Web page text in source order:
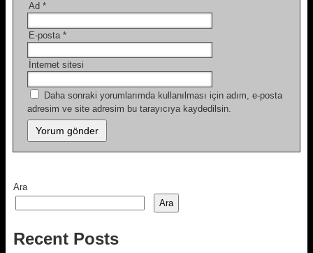
Ad *
E-posta *
İnternet sitesi
Daha sonraki yorumlarımda kullanılması için adım, e-posta
adresim ve site adresim bu tarayıcıya kaydedilsin.
Ara
Ara
Recent Posts